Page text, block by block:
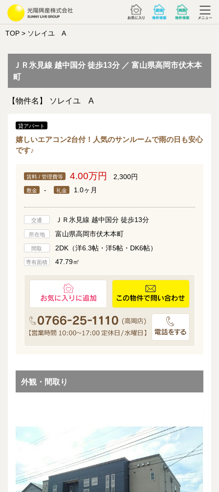
TOP> ソレイユ A
ＪＲ氷見線 越中国分 徒歩13分 ／ 富山県高岡市伏木本
町
【物件名】 ソレイユ A
貸アパート
嬉しいエアコン2台付！人気のサンルームで雨の日も安心
です♪
賃料 / 管理費等 4.00万円 2,300円
敷金 - 礼金 1.0ヶ月
交通 ＪＲ氷見線 越中国分 徒歩13分
所在地 富山県高岡市伏木本町
間取 2DK（洋6.3帖・洋5帖・DK6帖）
専有面積 47.79㎡
外観・間取り